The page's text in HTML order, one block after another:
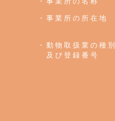
・事業所の所在地
・動物取扱業の種別
及び登録番号